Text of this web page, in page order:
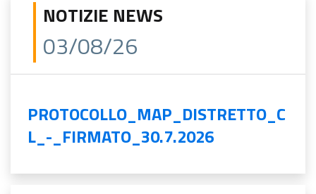
NOTIZIE NEWS
03/08/26
PROTOCOLLO_MAP_DISTRETTO_C
L_-_FIRMATO_30.7.2026